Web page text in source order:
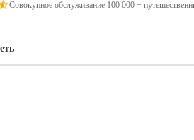
Совокупное обслуживание 100 000 +